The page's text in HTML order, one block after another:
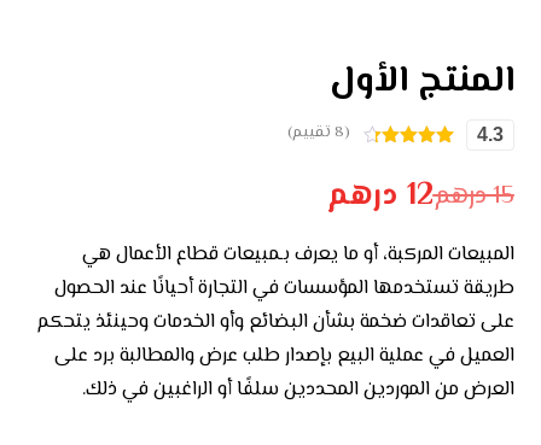
المنتج الأول
4.3
من 5 بناءً
على تقييم
(8 تقييم)
15درهم12 درهم
المبيعات المركبة، أو ما يعرف بـمبيعات قطاع الأعمال هي
طريقة تستخدمها المؤسسات في التجارة أحيانًا عند الحصول
على تعاقدات ضخمة بشأن البضائع وأو الخدمات وحينئذ يتحكم
العميل في عملية البيع بإصدار طلب عرض والمطالبة برد على
العرض من الموردين المحددين سلفًا أو الراغبين في ذلك.